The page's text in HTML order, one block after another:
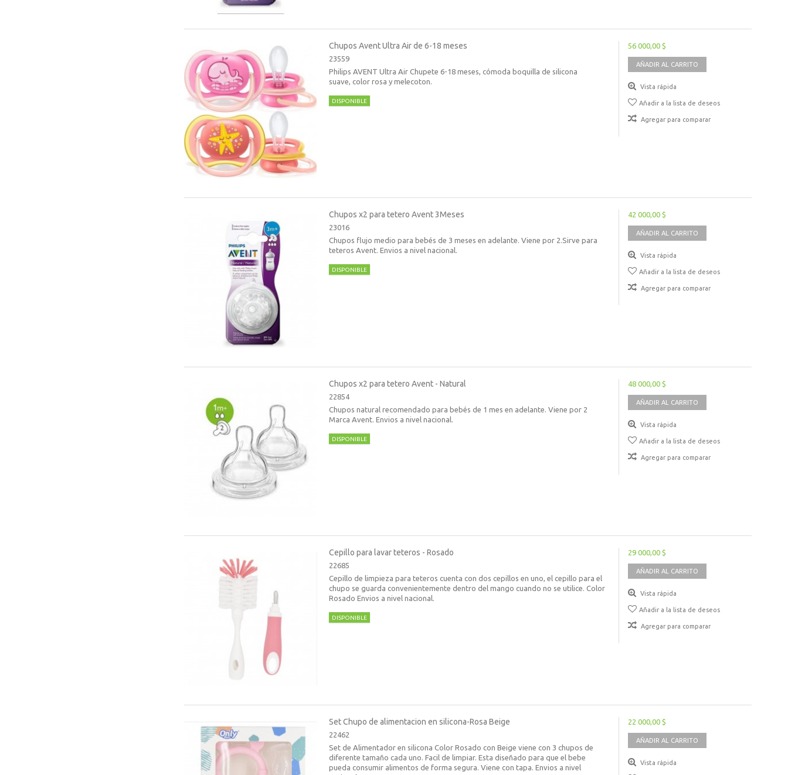
Chupos Avent Ultra Air de 6-18 meses
23559
Philips AVENT Ultra Air Chupete 6-18 meses, cómoda boquilla de silicona
suave, color rosa y melecoton.
DISPONIBLE
56 000,00 $
AÑADIR AL CARRITO
Vista rápida
Añadir a la lista de deseos
Agregar para comparar
Chupos x2 para tetero Avent 3Meses
23016
Chupos flujo medio para bebés de 3 meses en adelante. Viene por 2.Sirve para
teteros Avent. Envios a nivel nacional.
DISPONIBLE
42 000,00 $
AÑADIR AL CARRITO
Vista rápida
Añadir a la lista de deseos
Agregar para comparar
Chupos x2 para tetero Avent - Natural
22854
Chupos natural recomendado para bebés de 1 mes en adelante. Viene por 2
Marca Avent. Envios a nivel nacional.
DISPONIBLE
48 000,00 $
AÑADIR AL CARRITO
Vista rápida
Añadir a la lista de deseos
Agregar para comparar
Cepillo para lavar teteros - Rosado
22685
Cepillo de limpieza para teteros cuenta con dos cepillos en uno, el cepillo para el
chupo se guarda convenientemente dentro del mango cuando no se utilice. Color
Rosado Envios a nivel nacional.
DISPONIBLE
29 000,00 $
AÑADIR AL CARRITO
Vista rápida
Añadir a la lista de deseos
Agregar para comparar
Set Chupo de alimentacion en silicona-Rosa Beige
22462
Set de Alimentador en silicona Color Rosado con Beige viene con 3 chupos de
diferente tamaño cada uno. Facil de limpiar. Esta diseñado para que el bebe
pueda consumir alimentos de forma segura. Viene con tapa. Envios a nivel
22 000,00 $
AÑADIR AL CARRITO
Vista rápida